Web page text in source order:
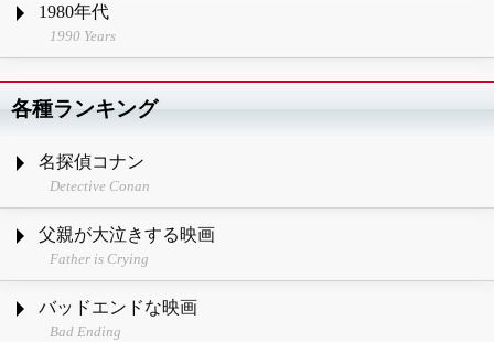
1980年代
1990 Years
各種ランキング
名探偵コナン
Detective Conan
父親が大泣きする映画
Father is Crying
バッドエンドな映画
Bad Ending